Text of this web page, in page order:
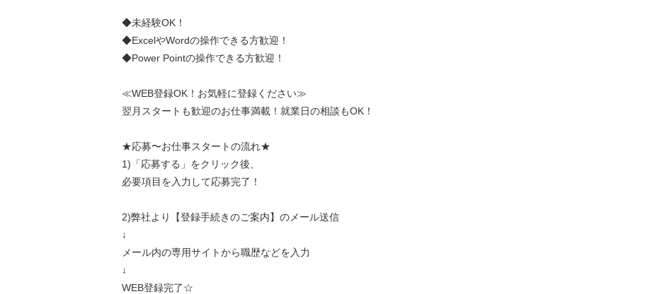
◆未経験OK！
◆ExcelやWordの操作できる方歓迎！
◆Power Pointの操作できる方歓迎！
≪WEB登録OK！お気軽に登録ください≫
翌月スタートも歓迎のお仕事満載！就業日の相談もOK！
★応募〜お仕事スタートの流れ★
1)「応募する」をクリック後、
必要項目を入力して応募完了！
2)弊社より【登録手続きのご案内】のメール送信
↓
メール内の専用サイトから職歴などを入力
↓
WEB登録完了☆